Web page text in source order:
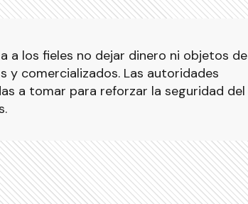
a los fieles no dejar dinero ni objetos de
y comercializados. Las autoridades
a tomar para reforzar la seguridad del